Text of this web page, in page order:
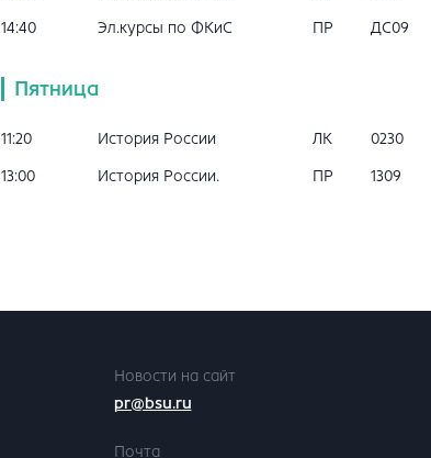
14:40 Эл.курсы по ФКиС ПР ДС09
Пятница
11:20 История России ЛК 0230
13:00 История России. ПР 1309
Новости на сайт
pr@bsu.ru
Почта